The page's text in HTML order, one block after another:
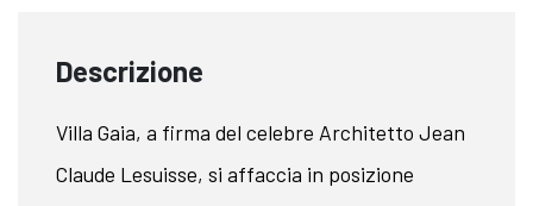
Descrizione
Villa Gaia, a firma del celebre Architetto Jean
Claude Lesuisse, si affaccia in posizione